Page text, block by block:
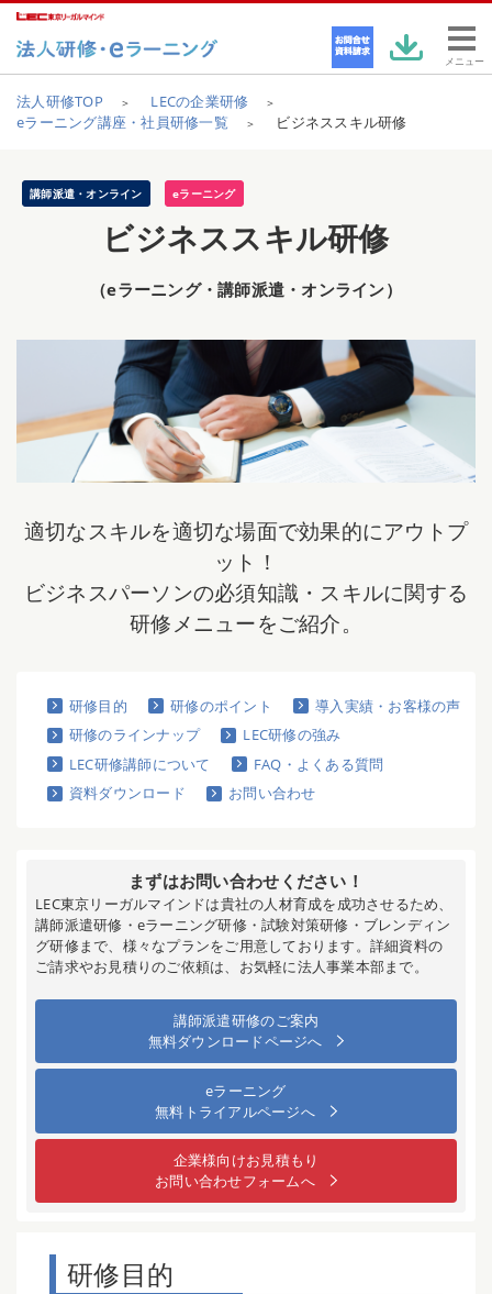
メニュー
法人研修TOP
LECの企業研修
eラーニング講座・社員研修一覧
ビジネススキル研修
講師派遣・オンライン eラーニング
ビジネススキル研修
（eラーニング・講師派遣・オンライン）
適切なスキルを適切な場面で効果的にアウトプ
ット！
ビジネスパーソンの必須知識・スキルに関する
研修メニューをご紹介。
研修目的 研修のポイント
導入実績・お客様の声
研修のラインナップ
LEC研修の強み
LEC研修講師について
FAQ・よくある質問
資料ダウンロード
お問い合わせ
まずはお問い合わせください！
LEC東京リーガルマインドは貴社の人材育成を成功させるため、
講師派遣研修・eラーニング研修・試験対策研修・ブレンディン
グ研修まで、様々なプランをご用意しております。詳細資料の
ご請求やお見積りのご依頼は、お気軽に法人事業本部まで。
講師派遣研修のご案内
無料ダウンロードページへ
eラーニング
無料トライアルページへ
企業様向けお見積もり
お問い合わせフォームへ
研修目的